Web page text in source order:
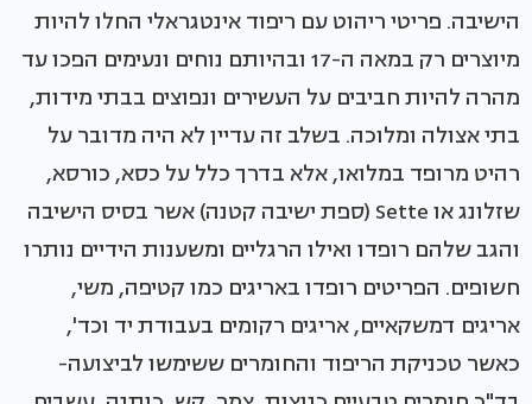
הישיבה. פריטי ריהוט עם ריפוד אינטגראלי החלו להיות
מיוצרים רק במאה ה-17 ובהיותם נוחים ונעימים הפכו עד
מהרה להיות חביבים על העשירים ונפוצים בבתי מידות,
בתי אצולה ומלוכה. בשלב זה עדיין לא היה מדובר על
רהיט מרופד במלואו, אלא בדרך כלל על כסא, כורסא,
שזלונג או Sette (ספת ישיבה קטנה) אשר בסיס הישיבה
והגב שלהם רופדו ואילו הרגליים ומשענות הידיים נותרו
חשופים. הפריטים רופדו באריגים כמו קטיפה, משי,
אריגים דמשקאיים, אריגים רקומים בעבודת יד וכד',
כאשר טכניקת הריפוד והחומרים ששימשו לביצועה-